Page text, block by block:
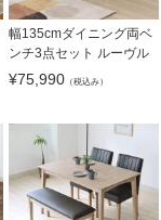
幅135cmダイニング両ベ
ンチ3点セット ルーヴル
¥75,990（税込み）